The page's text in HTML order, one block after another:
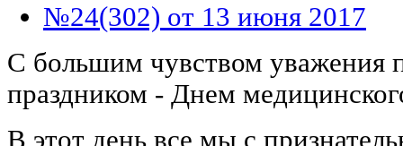
№24(302) от 13 июня 2017
С большим чувством уважения
праздником - Днем
В этот день все мы с